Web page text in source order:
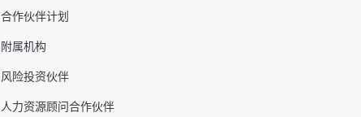
合作伙伴计划
附属机构
风险投资伙伴
人力资源顾问合作伙伴